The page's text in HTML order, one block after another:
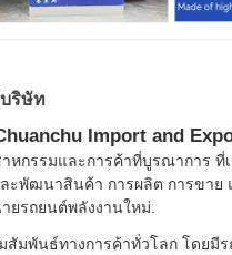
ริษัท
Import and
าหกรรมและการค้าที่บูรณาการ
ะพัฒนาสินค้า การผลิต การขาย
ยรถยนต์พลังงานใหม่.
สัมพันธ์ทางการค้าทั่วโลก โดยมีร